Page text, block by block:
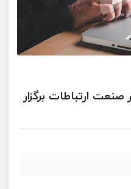
ارتباطات برگزار